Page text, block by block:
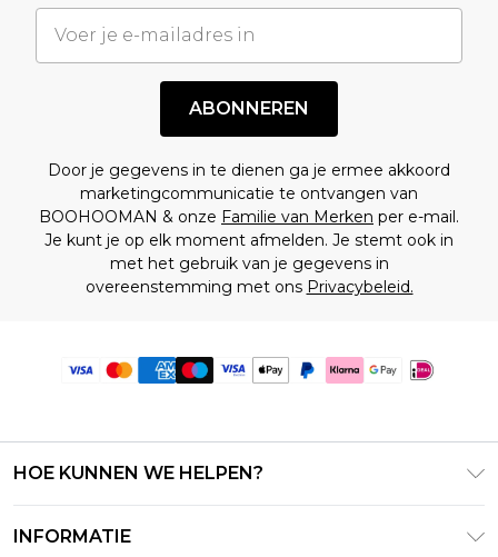
ABONNEREN
Door je gegevens in te dienen ga je ermee akkoord
marketingcommunicatie te ontvangen van
BOOHOOMAN & onze Familie van Merken per e-mail.
Je kunt je op elk moment afmelden. Je stemt ook in
met het gebruik van je gegevens in
overeenstemming met ons Privacybeleid.
HOE KUNNEN WE HELPEN?
INFORMATIE